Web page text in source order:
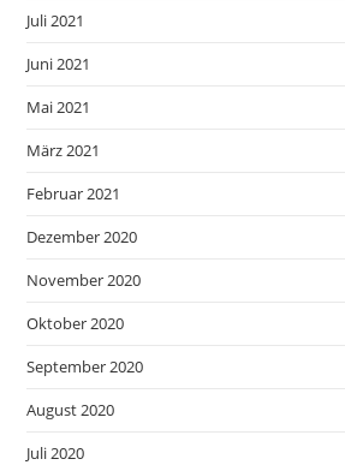
Juli 2021
Juni 2021
Mai 2021
März 2021
Februar 2021
Dezember 2020
November 2020
Oktober 2020
September 2020
August 2020
Juli 2020